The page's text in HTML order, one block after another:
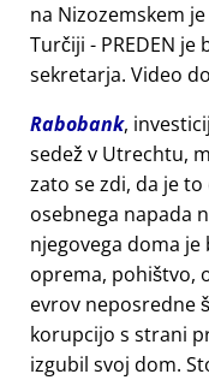
na Nizozemskem
Turčiji - PREDEN
sekretarja. Video
Rabobank,
sedež v Utrechtu,
zato se zdi, da je
osebnega napada
njegovega doma
oprema, pohištvo,
evrov neposredne
korupcijo s strani
izgubil svoj dom.